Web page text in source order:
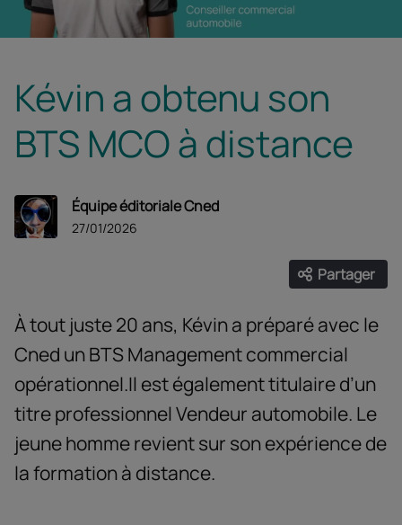
Kévin a obtenu son
BTS MCO à distance
Équipe éditoriale Cned
27/01/2026
Partager
Ouvrir
À tout juste 20 ans, Kévin a préparé avec le
Cned un BTS Management commercial
opérationnel.Il est également titulaire d’un
titre professionnel Vendeur automobile. Le
jeune homme revient sur son expérience de
la formation à distance.